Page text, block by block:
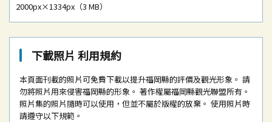
2000px×1334px（3 MB）
下載照片 利用規約
本頁面刊載的照片可免費下載以提升福岡縣的評價及觀光形象。 請
勿將照片用來侵害福岡縣的形象。 著作權屬福岡縣觀光聯盟所有。
照片集的照片隨時可以使用，但並不屬於版權的放棄。 使用照片時
請遵守以下規範。